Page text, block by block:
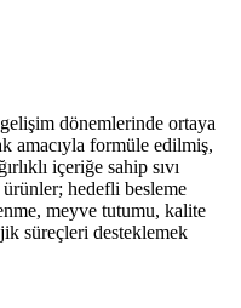
dönemlerinde ortaya
amacıyla formüle edilmiş,
içeriğe sahip sıvı
hedefli besleme
meyve tutumu, kalite
süreçleri desteklemek